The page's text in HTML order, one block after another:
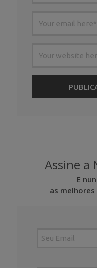
Assine a
E
as